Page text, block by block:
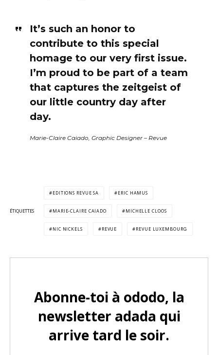
It’s such an honor to
contribute to this special
homage to our very first issue.
I’m proud to be part of a team
that captures the zeitgeist of
our little country day after
day.
Marie-Claire Caiado, Graphic Designer – Revue
ÉTIQUETTES
EDITIONS REVUE SA ERIC HAMUS
MARIE-CLAIRE CAIADO MICHELLE CLOOS
NIC NICKELS REVUE REVUE LUXEMBOURG